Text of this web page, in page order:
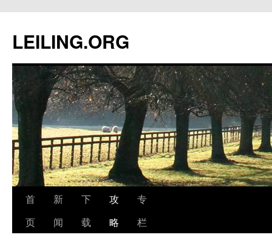
文
LEILING.ORG
首
页
新
闻
下
载
攻
略
专
栏